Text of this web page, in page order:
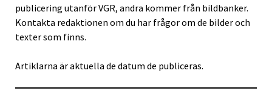
publicering utanför VGR, andra kommer från bildbanker.
Kontakta redaktionen om du har frågor om de bilder och
texter som finns.
Artiklarna är aktuella de datum de publiceras.